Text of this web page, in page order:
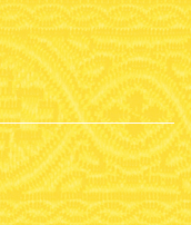
ΧΡΥΣΌΣ